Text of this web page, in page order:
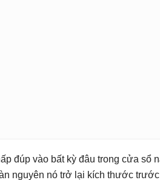
đúp vào bất kỳ đâu trong cửa sổ
nguyên nó trở lại kích thước